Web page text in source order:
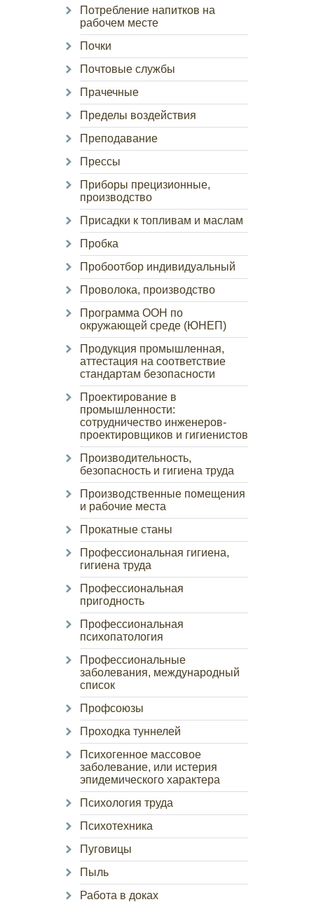
Потребление напитков на
рабочем месте
Почки
Почтовые службы
Прачечные
Пределы воздействия
Преподавание
Прессы
Приборы прецизионные,
производство
Присадки к топливам и маслам
Пробка
Пробоотбор индивидуальный
Проволока, производство
Программа ООН по
окружающей среде (ЮНЕП)
Продукция промышленная,
аттестация на соответствие
стандартам безопасности
Проектирование в
промышленности:
сотрудничество инженеров-
проектировщиков и гигиенистов
Производительность,
безопасность и гигиена труда
Производственные помещения
и рабочие места
Прокатные станы
Профессиональная гигиена,
гигиена труда
Профессиональная
пригодность
Профессиональная
психопатология
Профессиональные
заболевания, международный
список
Профсоюзы
Проходка туннелей
Психогенное массовое
заболевание, или истерия
эпидемического характера
Психология труда
Психотехника
Пуговицы
Пыль
Работа в доках